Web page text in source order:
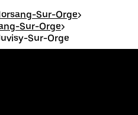
Sur-Orge>
Sur-Orge>
Sur-Orge